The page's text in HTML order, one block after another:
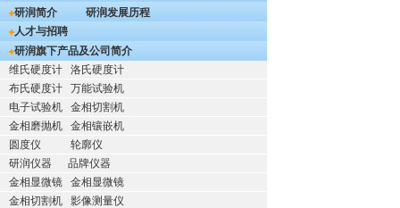
研润简介
研润发展历程
人才与招聘
研润旗下产品及公司简介
维氏硬度计
洛氏硬度计
布氏硬度计
万能试验机
电子试验机
金相切割机
金相磨抛机
金相镶嵌机
圆度仪
轮廓仪
研润仪器
品牌仪器
金相显微镜
金相显微镜
金相切割机
影像测量仪